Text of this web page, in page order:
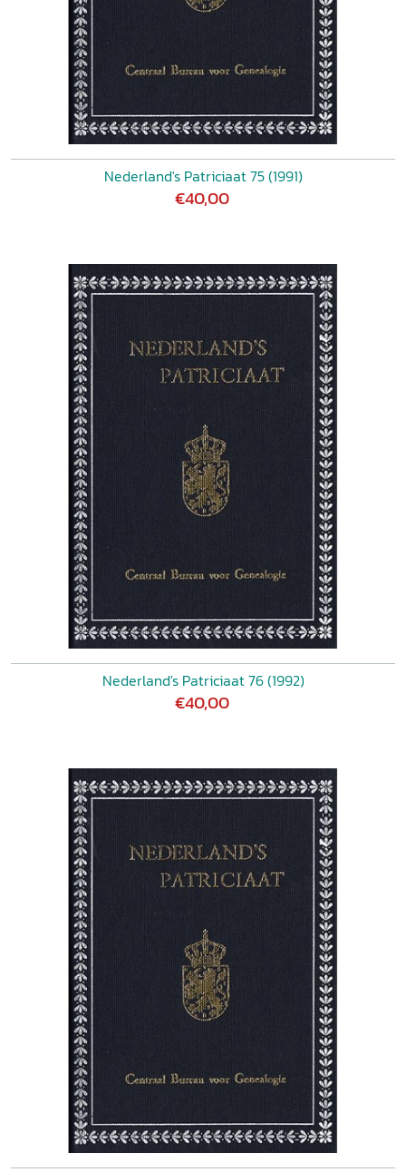
Nederland's Patriciaat 75 (1991)
€40,00
Nederland's Patriciaat 76 (1992)
€40,00